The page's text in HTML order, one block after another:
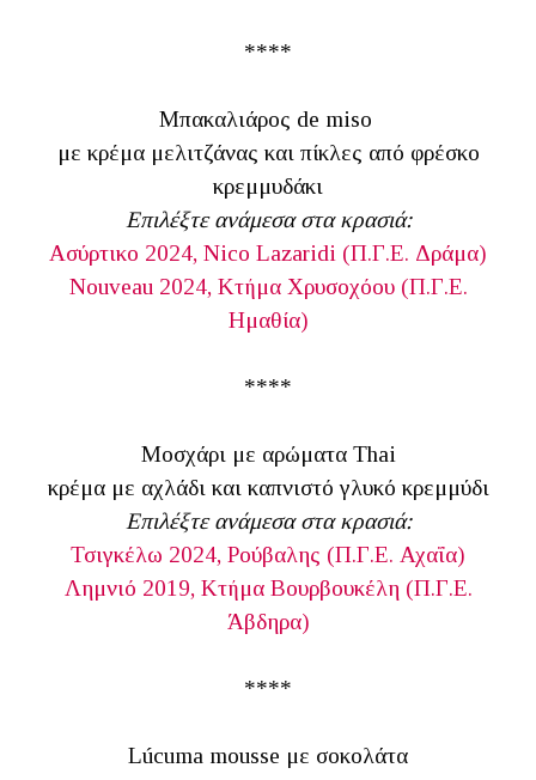
****
Μπακαλιάρος de miso
με κρέμα μελιτζάνας και πίκλες από φρέσκο
κρεμμυδάκι
Επιλέξτε ανάμεσα στα κρασιά:
Ασύρτικο 2024, Nico Lazaridi (Π.Γ.Ε. Δράμα)
Nouveau 2024, Κτήμα Χρυσοχόου (Π.Γ.Ε.
Ημαθία)
****
Μοσχάρι με αρώματα Thai
κρέμα με αχλάδι και καπνιστό γλυκό κρεμμύδι
Επιλέξτε ανάμεσα στα κρασιά:
Τσιγκέλω 2024, Ρούβαλης (Π.Γ.Ε. Αχαΐα)
Λημνιό 2019, Κτήμα Βουρβουκέλη (Π.Γ.Ε.
Άβδηρα)
****
Lúcuma mousse με σοκολάτα